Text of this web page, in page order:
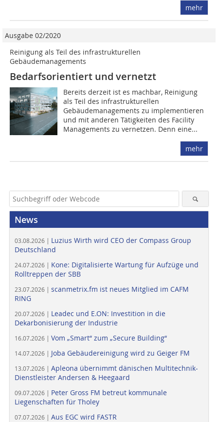
mehr
Ausgabe 02/2020
Reinigung als Teil des infrastrukturellen
Gebäudemanagements
Bedarfsorientiert und vernetzt
Bereits derzeit ist es machbar, Reinigung
als Teil des infrastrukturellen
Gebäudemanagements zu implementieren
und mit anderen Tätigkeiten des Facility
Managements zu vernetzen. Denn eine...
mehr
News
03.08.2026 | Luzius Wirth wird CEO der Compass Group
Deutschland
24.07.2026 | Kone: Digitalisierte Wartung für Aufzüge und
Rolltreppen der SBB
23.07.2026 | scanmetrix.fm ist neues Mitglied im CAFM
RING
20.07.2026 | Leadec und E.ON: Investition in die
Dekarbonisierung der Industrie
16.07.2026 | Vom „Smart“ zum „Secure Building“
14.07.2026 | Joba Gebäudereinigung wird zu Geiger FM
13.07.2026 | Apleona übernimmt dänischen Multitechnik-
Dienstleister Andersen & Heegaard
09.07.2026 | Peter Gross FM betreut kommunale
Liegenschaften für Tholey
07.07.2026 | Aus EGC wird FASTR